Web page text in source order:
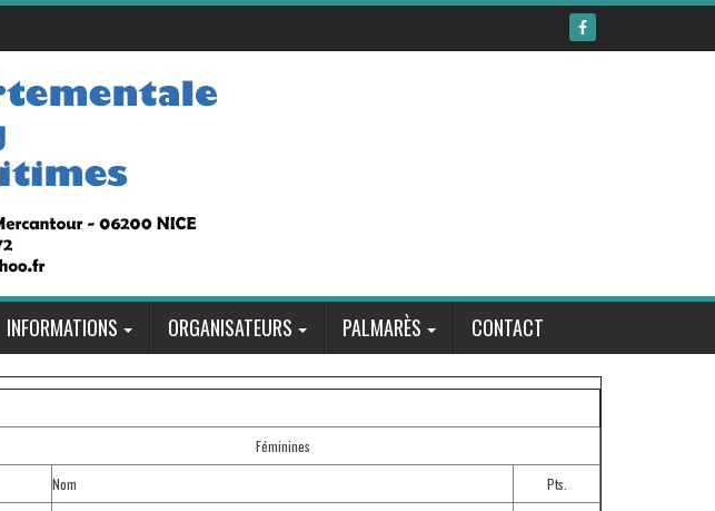
INFORMATIONS ORGANISATEURS PALMARÈS CONTACT
Féminines
Nom
Pts.